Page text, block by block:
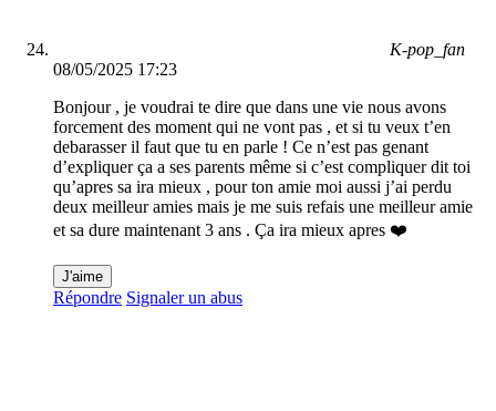
K-pop_fan
08/05/2025 17:23
Bonjour , je voudrai te dire que dans une vie nous avons
forcement des moment qui ne vont pas , et si tu veux t’en
debarasser il faut que tu en parle ! Ce n’est pas genant
d’expliquer ça a ses parents même si c’est compliquer dit toi
qu’apres sa ira mieux , pour ton amie moi aussi j’ai perdu
deux meilleur amies mais je me suis refais une meilleur amie
et sa dure maintenant 3 ans . Ça ira mieux apres ❤️
J'aime
Répondre Signaler un abus